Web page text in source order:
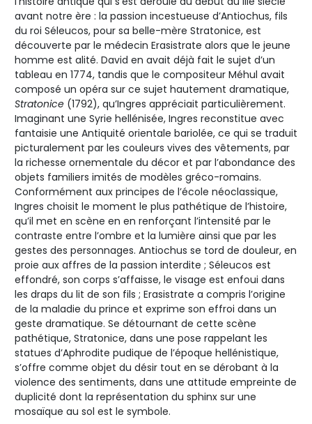
avant notre ère : la passion incestueuse d’Antiochus, fils
du roi Séleucos, pour sa belle-mère Stratonice, est
découverte par le médecin Erasistrate alors que le jeune
homme est alité. David en avait déjà fait le sujet d’un
tableau en 1774, tandis que le compositeur Méhul avait
composé un opéra sur ce sujet hautement dramatique,
Stratonice (1792), qu’Ingres appréciait particulièrement.
Imaginant une Syrie hellénisée, Ingres reconstitue avec
fantaisie une Antiquité orientale bariolée, ce qui se traduit
picturalement par les couleurs vives des vêtements, par
la richesse ornementale du décor et par l’abondance des
objets familiers imités de modèles gréco-romains.
Conformément aux principes de l’école néoclassique,
Ingres choisit le moment le plus pathétique de l’histoire,
qu’il met en scène en en renforçant l’intensité par le
contraste entre l’ombre et la lumière ainsi que par les
gestes des personnages. Antiochus se tord de douleur, en
proie aux affres de la passion interdite ; Séleucos est
effondré, son corps s’affaisse, le visage est enfoui dans
les draps du lit de son fils ; Erasistrate a compris l’origine
de la maladie du prince et exprime son effroi dans un
geste dramatique. Se détournant de cette scène
pathétique, Stratonice, dans une pose rappelant les
statues d’Aphrodite pudique de l’époque hellénistique,
s’offre comme objet du désir tout en se dérobant à la
violence des sentiments, dans une attitude empreinte de
duplicité dont la représentation du sphinx sur une
mosaïque au sol est le symbole.